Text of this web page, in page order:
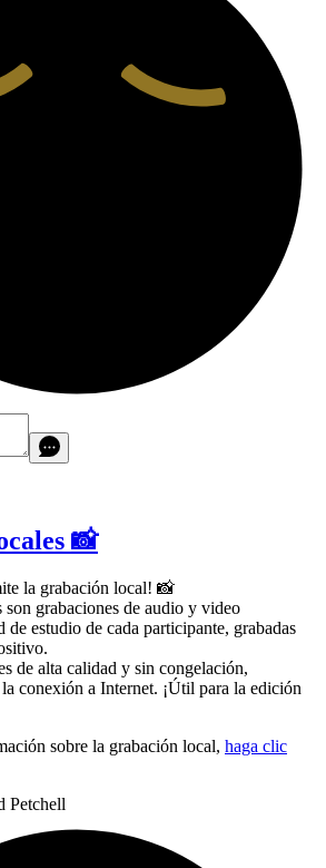
📸
la grabación local! 📸
son grabaciones de audio y video
estudio de cada participante, grabadas
de alta calidad y sin congelación,
conexión a Internet. ¡Útil para la edición
sobre la grabación local, haga clic
Petchell